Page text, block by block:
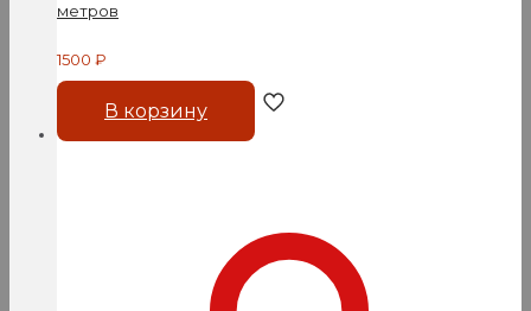
метров
1500 ₽
В корзину